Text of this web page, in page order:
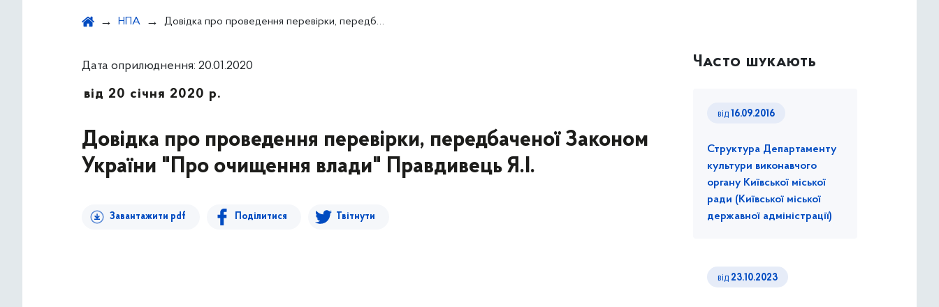
НПА Довідка про проведення перевірки, передбаченої Законом України &quot;Про очищення влади&quot; Правдивець Я.І.
Дата оприлюднення: 20.01.2020
від 20 січня 2020 р.
Довідка про проведення перевірки, передбаченої Законом
України "Про очищення влади" Правдивець Я.І.
Завантажити pdf Поділитися Твітнути
Часто шукають
від 16.09.2016
Структура Департаменту
культури виконавчого
органу Київської міської
ради (Київської міської
державної адміністрації)
від 23.10.2023